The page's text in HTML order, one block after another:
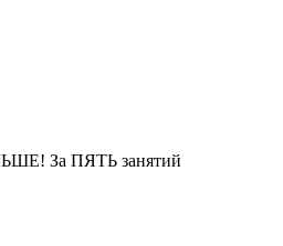
За ПЯТЬ занятий